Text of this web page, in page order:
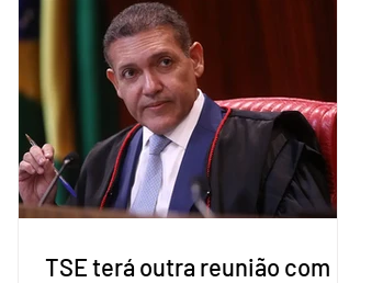
dados do Instituto Brasileiro de
Geografia e Estatística (IBGE). O estudo
do Sebrae mostra que, no quarto
trimestre de 2025, os empreendedores
60+ formalizados atingiram o maior
rendime
TSE terá outra reunião com